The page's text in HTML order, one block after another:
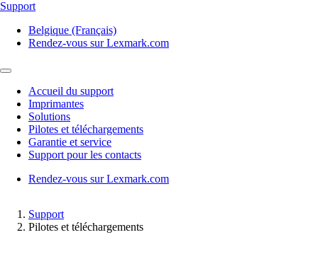
Support
Belgique (Français)
Rendez-vous sur Lexmark.com
Accueil du support
Imprimantes
Solutions
Pilotes et téléchargements
Garantie et service
Support pour les contacts
Rendez-vous sur Lexmark.com
Support
Pilotes et téléchargements